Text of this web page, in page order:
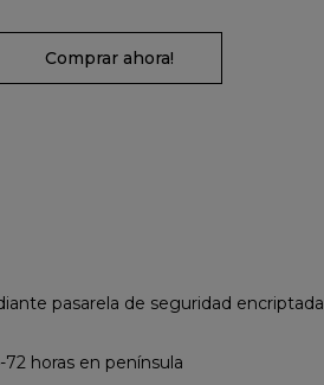
Comprar ahora!
pasarela de seguridad encriptada
horas en península